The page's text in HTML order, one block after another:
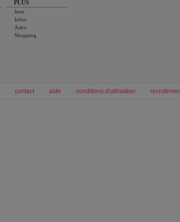
PLUS
Jeux
Infos
Astro
Shopping
contact aide conditions d'utilisation